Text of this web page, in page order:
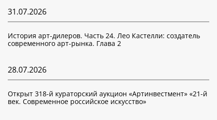
31.07.2026
История арт-дилеров. Часть 24. Лео Кастелли: создатель
современного арт-рынка. Глава 2
28.07.2026
Открыт 318-й кураторский аукцион «Артинвестмент» «21-й
век. Современное российское искусство»